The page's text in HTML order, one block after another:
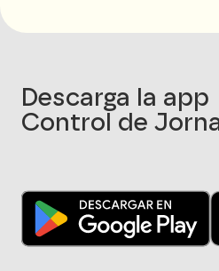
Descarga la app
Control de